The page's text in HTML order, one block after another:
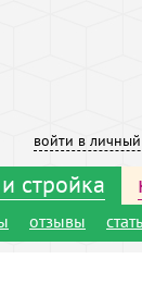
войти в
стройка
отзывы